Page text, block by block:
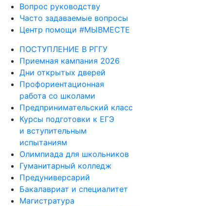
Вопрос руководству
Часто задаваемые вопросы
Центр помощи #МЫВМЕСТЕ
ПОСТУПЛЕНИЕ В РГГУ
Приемная кампания 2026
Дни открытых дверей
Профориентационная
работа со школами
Предпринимательский класс
Курсы подготовки к ЕГЭ
и вступительным
испытаниям
Олимпиада для школьников
Гуманитарный колледж
Предуниверсарий
Бакалавриат и специалитет
Магистратура